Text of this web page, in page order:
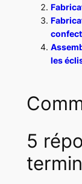
les
5